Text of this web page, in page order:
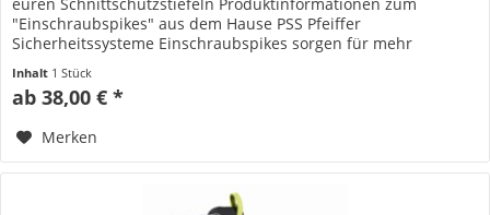
"Einschraubspikes" aus dem Hause PSS Pfeiffer
Sicherheitssysteme Einschraubspikes sorgen für mehr
Inhalt 1 Stück
ab 38,00 € *
Merken